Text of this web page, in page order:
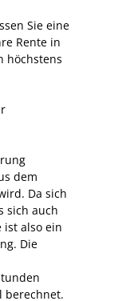
Sie eine
Rente in
höchstens
dem
Da sich
sich auch
ist also ein
Die
berechnet.